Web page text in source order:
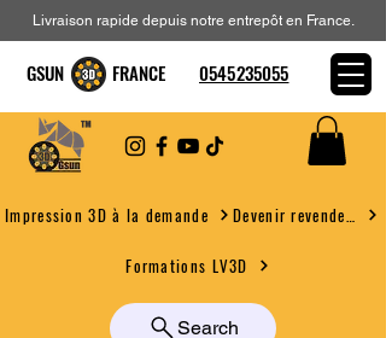
Impression 3D à la demande
Formations LV3D
Search
Livraison rapide depuis notre entrepôt en France.
GSUN FRANCE 0545235055